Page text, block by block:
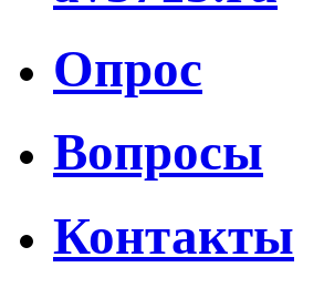
Опрос
Вопросы
Контакты